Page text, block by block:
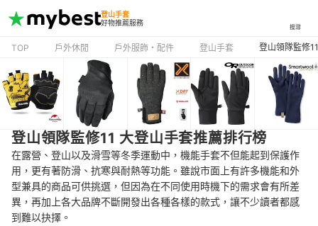
登山手套
好物推薦服務
搜尋
TOP 戶外休閒 戶外服飾・配件 登山手套 登山領隊監修
登山領隊監修11 大登山手套推薦排行榜
在露營、登山以及滑雪等冬季運動中，機能手套不但能起到保護作
用，更有著防滑、抗寒與耐熱等功能。雖說市面上有許多機能和外
型兼具的商品可供挑選，但因為在不同使用時機下的需求會有所差
異，再加上各大品牌不斷開發出各種各樣的款式，讓不少讀者都感
到難以抉擇。